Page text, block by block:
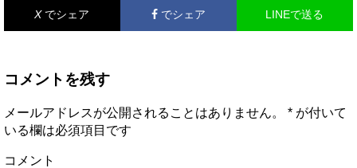
X でシェア でシェア LINEで送る
コメントを残す
メールアドレスが公開されることはありません。 * が付いて
いる欄は必須項目です
コメント